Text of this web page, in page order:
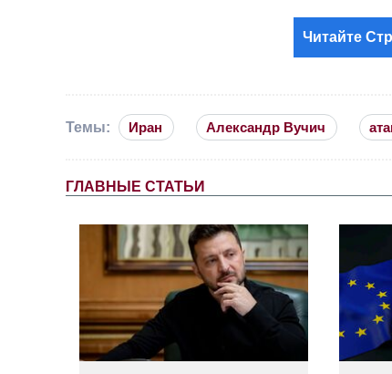
Читайте
Темы: Иран Александр Вучич
ГЛАВНЫЕ СТАТЬИ